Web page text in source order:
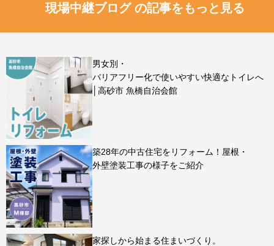
現場中継ブログ の記事をもっと見る
男女別・
バリアフリー化で使いやすい快適なトイレへ
│高砂市 魚橋自治会館
築28年の中古住宅をリフォーム！屋根・
外壁塗装工事の様子をご紹介
家探しから始まる住まいづくり。